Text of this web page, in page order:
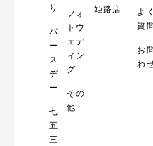
り
バ
ー
ス
デ
ー
七
五
三
フォ
トウ
ェデ
ィン
グ
その
他
姫路店
よ
質
お
わ